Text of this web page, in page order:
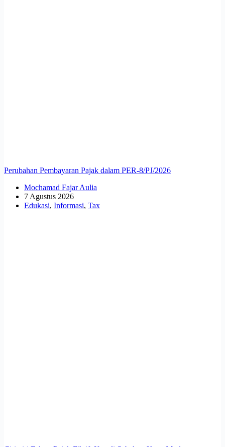
Perubahan Pembayaran Pajak dalam PER-8/PJ/2026
Mochamad Fajar Aulia
7 Agustus 2026
Edukasi, Informasi, Tax